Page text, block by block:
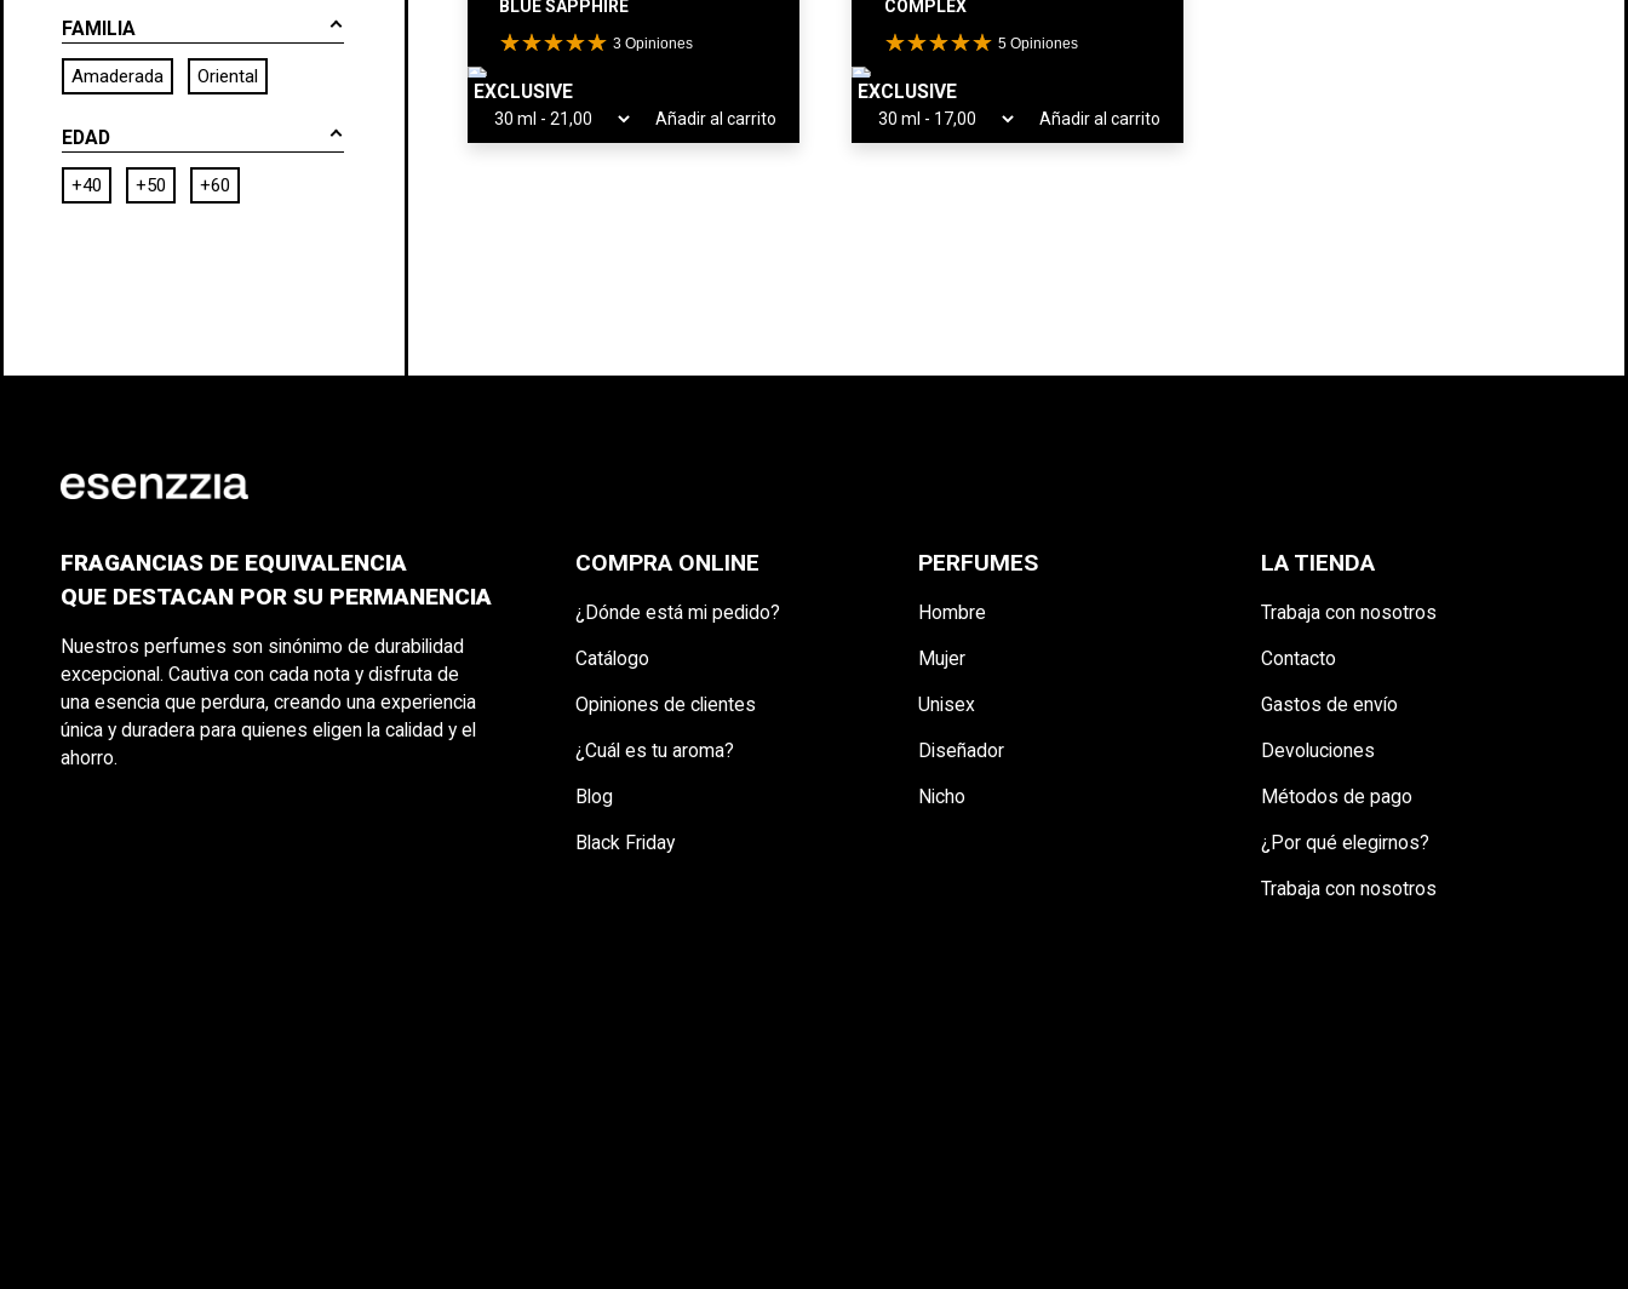
FAMILIA
Amaderada Oriental
EDAD
+40 +50 +60
BLUE SAPPHIRE
3Opiniones
EXCLUSIVE
Añadir al carrito
COMPLEX
5 Opiniones
EXCLUSIVE
Añadir al carrito
FRAGANCIAS DE EQUIVALENCIA
QUE DESTACAN POR SU PERMANENCIA
Nuestros perfumes son sinónimo de durabilidad
excepcional. Cautiva con cada nota y disfruta de
una esencia que perdura, creando una experiencia
única y duradera para quienes eligen la calidad y el
ahorro.
COMPRA ONLINE
¿Dónde está mi pedido?
Catálogo
Opiniones de clientes
¿Cuál es tu aroma?
Blog
Black Friday
PERFUMES
Hombre
Mujer
Unisex
Diseñador
Nicho
LA TIENDA
Trabaja con nosotros
Contacto
Gastos de envío
Devoluciones
Métodos de pago
¿Por qué elegirnos?
Trabaja con nosotros